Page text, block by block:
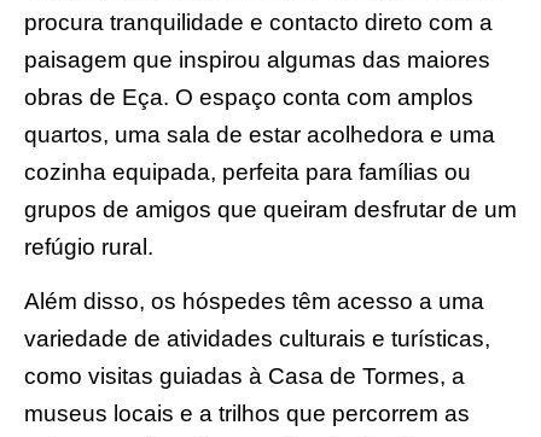
procura tranquilidade e contacto direto com a
paisagem que inspirou algumas das maiores
obras de Eça. O espaço conta com amplos
quartos, uma sala de estar acolhedora e uma
cozinha equipada, perfeita para famílias ou
grupos de amigos que queiram desfrutar de um
refúgio rural.
Além disso, os hóspedes têm acesso a uma
variedade de atividades culturais e turísticas,
como visitas guiadas à Casa de Tormes, a
museus locais e a trilhos que percorrem as